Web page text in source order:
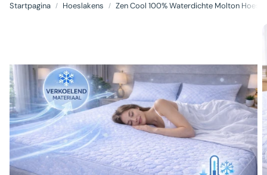
Startpagina Hoeslakens Zen Cool 100% Waterdichte Molton